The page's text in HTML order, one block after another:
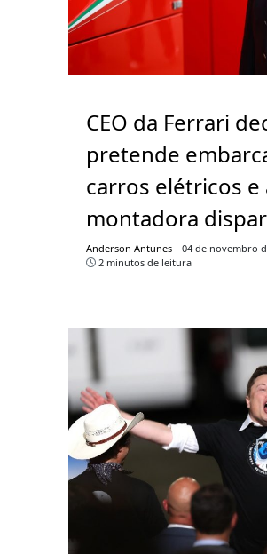
CEO da Ferrari
pretende
carros elétricos e
montadora
Anderson Antunes
04 de novembro
2 minutos de leitura